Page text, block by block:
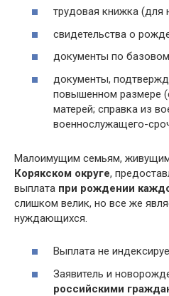
трудовая книжка (для
свидетельства о
документы по
документы,
повышенном размере
матерей; справка из
военнослужащего-
Малоимущим семьям,
Корякском округе,
выплата при рождении
слишком велик, но все же
нуждающихся.
Выплата не
Заявитель и
российскими